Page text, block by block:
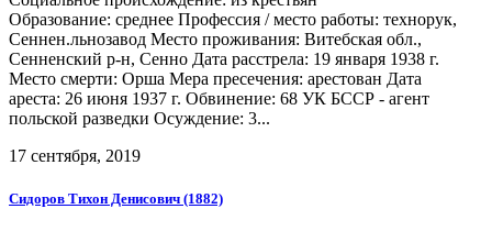
Образование: среднее Профессия / место работы: технорук,
Сеннен.льнозавод Место проживания: Витебская обл.,
Сенненский р-н, Сенно Дата расстрела: 19 января 1938 г.
Место смерти: Орша Мера пресечения: арестован Дата
ареста: 26 июня 1937 г. Обвинение: 68 УК БССР - агент
польской разведки Осуждение: 3...
17 сентября, 2019
Сидоров Тихон Денисович (1882)